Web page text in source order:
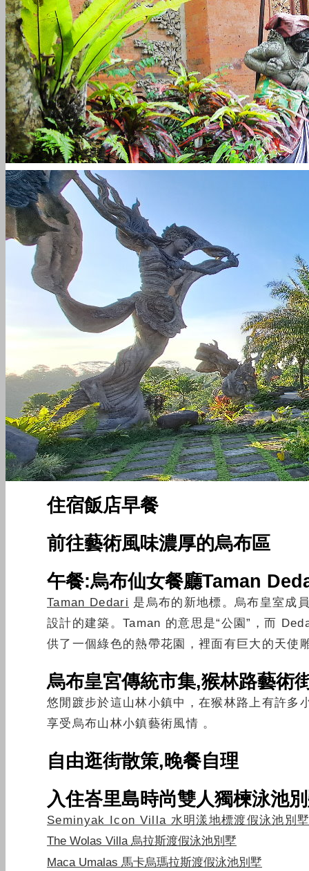
住宿飯店早餐
前往藝術風味濃厚的烏布區
午餐:烏布仙女餐廳Taman
Taman Dedari 是烏布的新地標。烏布皇室成
設計的建築。Taman 的意思是“公園”，而
供了一個綠色的熱帶花園，裡面有巨大的天使
烏布皇宮傳統市集,猴林路藝術
悠閒踱步於這山林小鎮中，在猴林路上有許多
享受烏布山林小鎮藝術風情 。
自由逛街散策,晚餐自理
入住峇里島時尚雙人獨楝泳池
Seminyak Icon Villa 水明漾地標渡假泳池別
The Wolas Villa 烏拉斯渡假泳池別墅
Maca Umalas 馬卡烏瑪拉斯渡假泳池別墅